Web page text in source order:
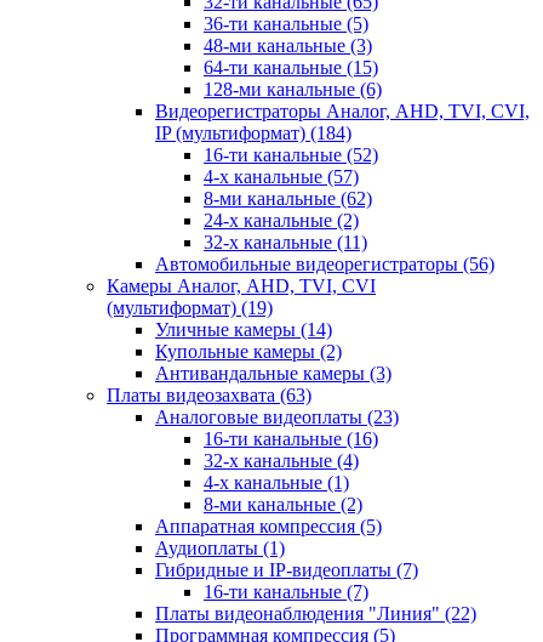
36-ти канальные (5)
48-ми канальные (3)
64-ти канальные (15)
128-ми канальные (6)
Видеорегистраторы Аналог, AHD, TVI, CVI,
IP (мультиформат) (184)
16-ти канальные (52)
4-х канальные (57)
8-ми канальные (62)
24-х канальные (2)
32-х канальные (11)
Автомобильные видеорегистраторы (56)
Камеры Аналог, AHD, TVI, CVI
(мультиформат) (19)
Уличные камеры (14)
Купольные камеры (2)
Антивандальные камеры (3)
Платы видеозахвата (63)
Аналоговые видеоплаты (23)
16-ти канальные (16)
32-х канальные (4)
4-х канальные (1)
8-ми канальные (2)
Аппаратная компрессия (5)
Аудиоплаты (1)
Гибридные и IP-видеоплаты (7)
16-ти канальные (7)
Платы видеонаблюдения "Линия" (22)
Программная компрессия (5)